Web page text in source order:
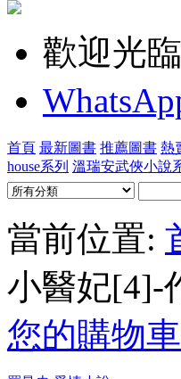
歡迎光
首頁 最新圖書 推薦圖書 熱
house系列 溫瑞安武俠小說
當前位置:
小醫妃[4]-
您的購物